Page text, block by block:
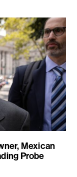
Mexican
Probe